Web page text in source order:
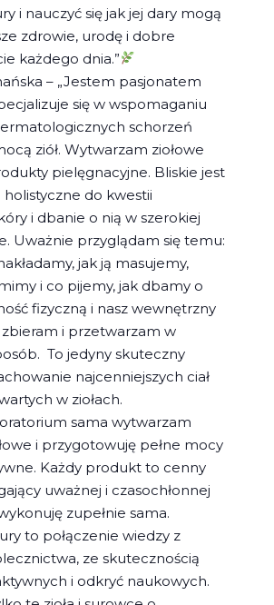
i nauczyć się jak jej dary mogą
zdrowie, urodę i dobre
każdego dnia.”
– „Jestem pasjonatem
się w wspomaganiu
schorzeń
ziół. Wytwarzam ziołowe
pielęgnacyjne. Bliskie jest
do kwestii
i dbanie o nią w szerokiej
Uważnie przyglądam się temu:
jak ją masujemy,
i co pijemy, jak dbamy o
fizyczną i nasz wewnętrzny
zbieram i przetwarzam w
To jedyny skuteczny
najcenniejszych ciał
w ziołach.
sama wytwarzam
i przygotowuję pełne mocy
Każdy produkt to cenny
uważnej i czasochłonnej
zupełnie sama.
to połączenie wiedzy z
ze skutecznością
i odkryć naukowych.